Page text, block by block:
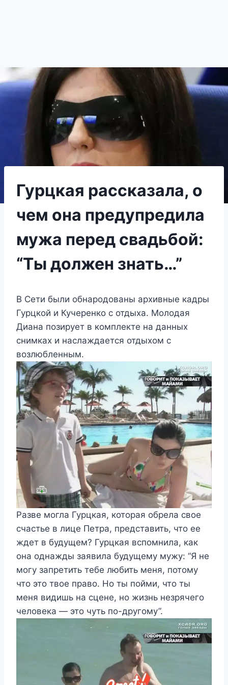
Гурцкая рассказала, о
чем она предупредила
мужа перед свадьбой:
“Ты должен знать…”
В Сети были обнародованы архивные кадры
Гурцкой и Кучеренко с отдыха. Молодая
Диана позирует в комплекте на данных
снимках и наслаждается отдыхом с
возлюбленным.
Разве могла Гурцкая, которая обрела свое
счастье в лице Петра, представить, что ее
ждет в будущем? Гурцкая вспомнила, как
она однажды заявила будущему мужу: “Я не
могу запретить тебе любить меня, потому
что это твое право. Но ты пойми, что ты
меня видишь на сцене, но жизнь незрячего
человека — это чуть по-другому”.